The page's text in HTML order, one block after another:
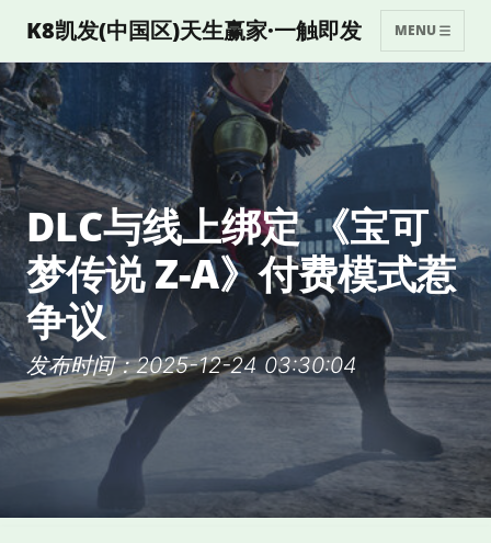
K8凯发(中国区)天生赢家·一触即发 MENU
DLC与线上绑定 《宝可
梦传说 Z-A》付费模式惹
争议
发布时间：2025-12-24 03:30:04